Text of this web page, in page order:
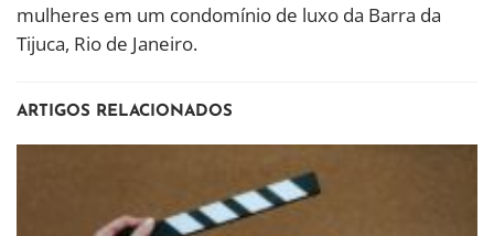
mulheres em um condomínio de luxo da Barra da
Tijuca, Rio de Janeiro.
ARTIGOS RELACIONADOS